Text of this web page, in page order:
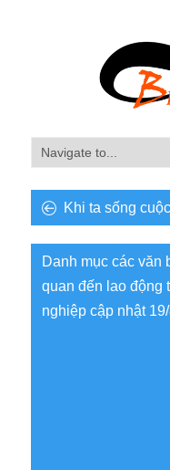
Khi ta sống
Danh mục các văn
quan đến lao động
nghiệp cập nhật